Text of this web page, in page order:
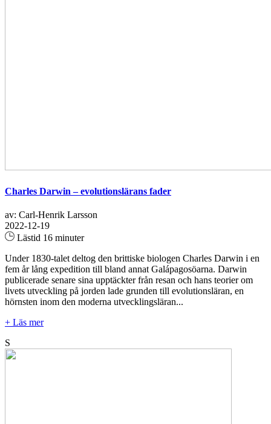
Charles Darwin – evolutionslärans fader
av: Carl-Henrik Larsson
2022-12-19
Lästid 16 minuter
Under 1830-talet deltog den brittiske biologen Charles Darwin i en
fem år lång expedition till bland annat Galápagosöarna. Darwin
publicerade senare sina upptäckter från resan och hans teorier om
livets utveckling på jorden lade grunden till evolutionsläran, en
hörnsten inom den moderna utvecklingsläran...
+ Läs mer
S